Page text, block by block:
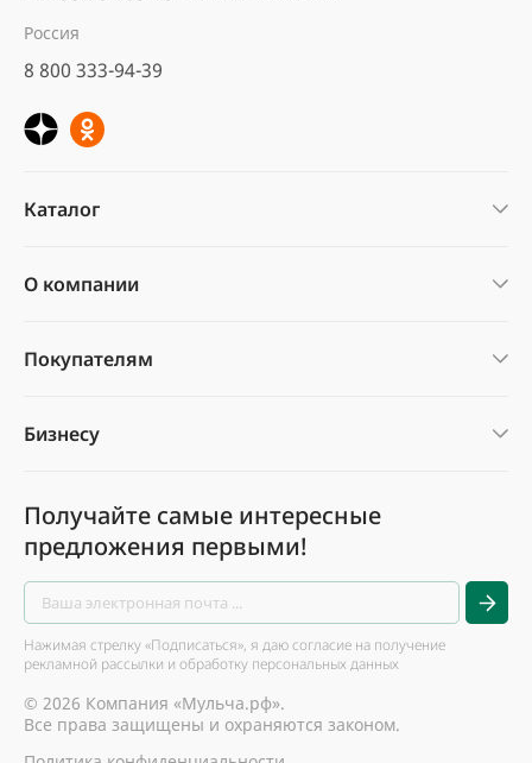
Россия
8 800 333-94-39
Каталог
О компании
Покупателям
Бизнесу
Получайте самые интересные
предложения первыми!
Нажимая стрелку «Подписаться», я даю согласие на получение
рекламной рассылки и обработку персональных данных
© 2026 Компания «Мульча.рф».
Все права защищены и охраняются законом.